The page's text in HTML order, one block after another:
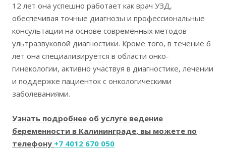
12 лет она успешно работает как врач УЗД,
обеспечивая точные диагнозы и профессиональные
консультации на основе современных методов
ультразвуковой диагностики. Кроме того, в течение 6
лет она специализируется в области онко-
гинекологии, активно участвуя в диагностике, лечении
и поддержке пациенток с онкологическими
заболеваниями.
Узнать подробнее об услуге ведение
беременности в Калининграде, вы можете по
телефону +7 4012 670 050